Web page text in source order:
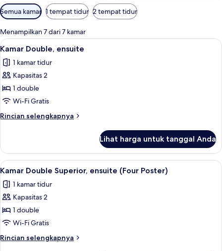
Filter
tersedia
untuk
kamar
Semua kamar 1 tempat tidur 2 tempat tidur
Menampilkan 7 dari 7 kamar
Lihat
semua
foto
untuk
Kamar
Double,
ensuite
8
Kamar Double, ensuite
1 kamar tidur
Kapasitas 2
1 double
Wi-Fi Gratis
Rincian selengkapnya
Rincian
Kamar
Double,
ensuite
Lihat harga untuk tanggal Anda
Lihat
semua
foto
untuk
Kamar
Double
Superior,
ensuite
Kamar Double Superior, ensuite (Four
9
Kamar Double Superior, ensuite (Four Poster)
1 kamar tidur
Kapasitas 2
1 double
Wi-Fi Gratis
Rincian selengkapnya
Rincian